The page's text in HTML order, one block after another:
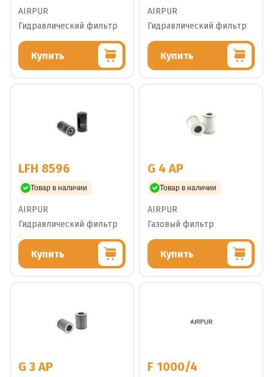
AIRPUR
Гидравлический фильтр
Купить
AIRPUR
Гидравлический фильтр
Купить
LFH 8596
Товар в наличии
AIRPUR
Гидравлический фильтр
Купить
G 4 AP
Товар в наличии
AIRPUR
Газовый фильтр
Купить
G 3 AP F 1000/4